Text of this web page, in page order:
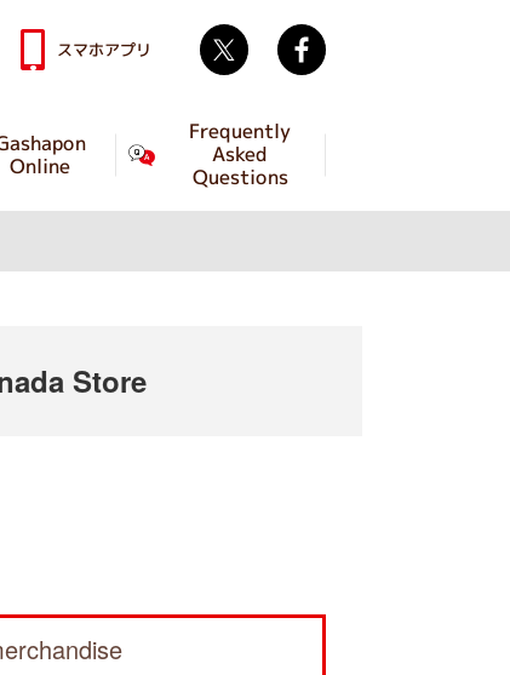
Online
Frequently
Asked
Questions
スマホアプリ Twitter
Store